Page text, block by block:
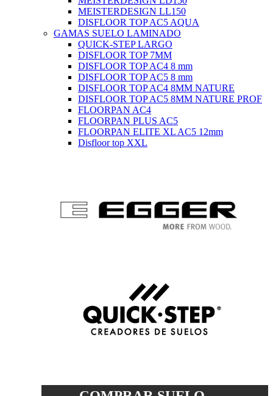
MEISTERDESIGN LL150
DISFLOOR TOP AC5 AQUA
GAMAS SUELO LAMINADO
QUICK-STEP LARGO
DISFLOOR TOP 7MM
DISFLOOR TOP AC4 8 mm
DISFLOOR TOP AC5 8 mm
DISFLOOR TOP AC4 8MM NATURE
DISFLOOR TOP AC5 8MM NATURE PROF
FLOORPAN AC4
FLOORPAN PLUS AC5
FLOORPAN ELITE XL AC5 12mm
Disfloor top XXL